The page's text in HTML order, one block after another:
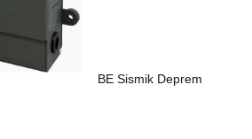
BE Sismik Deprem